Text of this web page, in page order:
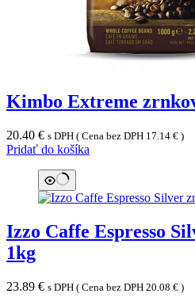
Kimbo Extreme
20.40 € s DPH ( Cena bez DPH 17.14 € )
Pridať do košíka
Izzo Caffe Espresso
1kg
23.89 € s DPH ( Cena bez DPH 20.08 € )